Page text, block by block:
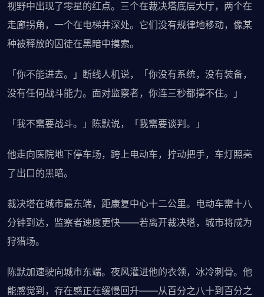
视野中出现了零星的红点。三个在裁决塔底层大厅，两个在
走廊拐角，一个在电梯井深处。它们没有规律地移动，像某
种被释放的囚徒在黑暗中摸索。
「你不能进去。」断线人机说，「你没有系统，没有装备，
没有任何战斗能力。面对监察者，你连三秒都撑不住。」
「我不需要战斗。」陈默说，「我需要谈判。」
他走向医院地下停车场，跨上电动车，拧动把手，车灯照亮
了出口的黑暗。
裁决塔在城市最东端，距康复中心十二公里。电动车需十八
分钟到达，监察者速度更快——若离开裁决塔，城市将成为
狩猎场。
陈默加速驶向城市东端。夜风灌进他的衣领，冰冷刺骨。他
能感觉到，存在感正在缓慢回升——从百分之八十到百分之